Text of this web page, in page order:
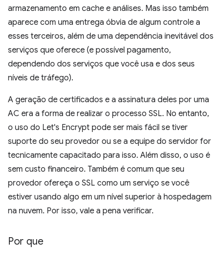
armazenamento em cache e análises. Mas isso também
aparece com uma entrega óbvia de algum controle a
esses terceiros, além de uma dependência inevitável dos
serviços que oferece (e possível pagamento,
dependendo dos serviços que você usa e dos seus
níveis de tráfego).
A geração de certificados e a assinatura deles por uma
AC era a forma de realizar o processo SSL. No entanto,
o uso do Let's Encrypt pode ser mais fácil se tiver
suporte do seu provedor ou se a equipe do servidor for
tecnicamente capacitado para isso. Além disso, o uso é
sem custo financeiro. Também é comum que seu
provedor ofereça o SSL como um serviço se você
estiver usando algo em um nível superior à hospedagem
na nuvem. Por isso, vale a pena verificar.
Por que